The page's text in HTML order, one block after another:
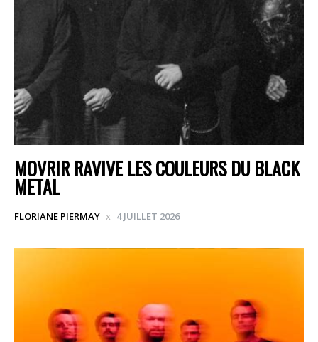
MOVRIR RAVIVE LES COULEURS DU BLACK
METAL
FLORIANE PIERMAY 4 JUILLET 2026